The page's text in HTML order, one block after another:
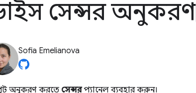
সেন্সর অনুকরণ
Sofia Emelianova
অনুকরণ করতে সেন্সরপ্যানেল ব্যবহার করুন।